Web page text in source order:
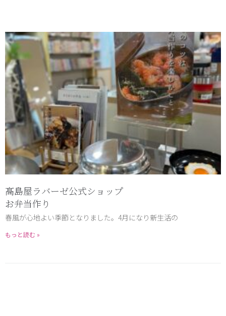
髙島屋ラバーゼ公式ショップ
お弁当作り
春風が心地よい季節となりました。4月になり新生活の
もっと読む »